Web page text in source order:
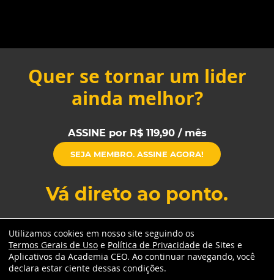
Quer se tornar um lider
ainda melhor?
ASSINE por R$ 119,90 / mês
SEJA MEMBRO. ASSINE AGORA!
Vá direto ao ponto.
Todos os direitos reservados à Academia CEO
Utilizamos cookies em nosso site seguindo os
Termos Gerais de Uso e Política de Privacidade de Sites e
Aplicativos da Academia CEO. Ao continuar navegando, você
declara estar ciente dessas condições.